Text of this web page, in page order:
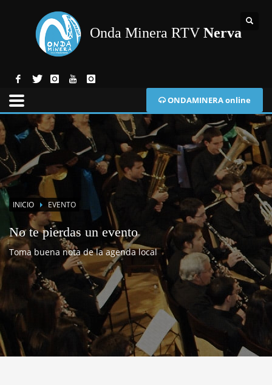
Onda Minera RTV Nerva
ONDAMINERA online
INICIO EVENTO
No te pierdas un evento
Toma buena nota de la agenda local